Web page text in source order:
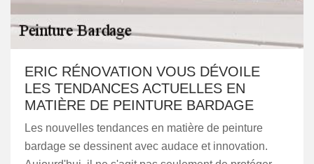
ERIC RÉNOVATION VOUS DÉVOILE
LES TENDANCES ACTUELLES EN
MATIÈRE DE PEINTURE BARDAGE
Les nouvelles tendances en matière de peinture
bardage se dessinent avec audace et innovation.